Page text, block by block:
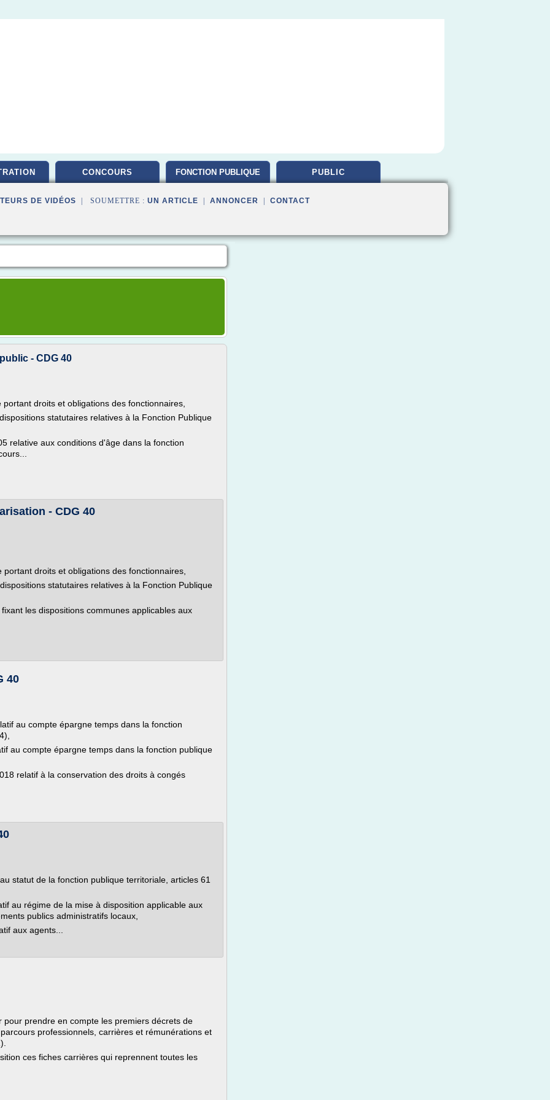
CONCOURS FONCTION PUBLIQUE PUBLIC
DE VIDÉOS | SOUMETTRE : UN ARTICLE ANNONCER CONTACT
- CDG 40
droits et obligations des fonctionnaires,
statutaires relatives à la Fonction Publique
relative aux conditions d'âge dans la fonction
- CDG 40
droits et obligations des fonctionnaires,
statutaires relatives à la Fonction Publique
les dispositions communes applicables aux
40
au compte épargne temps dans la fonction
au compte épargne temps dans la fonction publique
relatif à la conservation des droits à congés
statut de la fonction publique territoriale, articles 61
au régime de la mise à disposition applicable aux
publics administratifs locaux,
aux agents...
prendre en compte les premiers décrets de
professionnels, carrières et rémunérations et
ces fiches carrières qui reprennent toutes les